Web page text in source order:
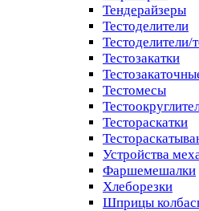
Тендерайзеры
Тестоделители
Тестоделители/
Тестозакатки
Тестомесы
Тестораскатки
Устройства
Фаршемешалки
Хлеборезки
Шприцы